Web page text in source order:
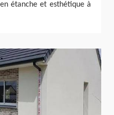
étanche et esthétique à